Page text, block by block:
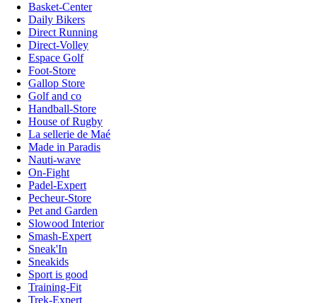
Basket-Center
Daily Bikers
Direct Running
Direct-Volley
Espace Golf
Foot-Store
Gallop Store
Golf and co
Handball-Store
House of Rugby
La sellerie de Maé
Made in Paradis
Nauti-wave
On-Fight
Padel-Expert
Pecheur-Store
Pet and Garden
Slowood Interior
Smash-Expert
Sneak'In
Sneakids
Sport is good
Training-Fit
Trek-Expert